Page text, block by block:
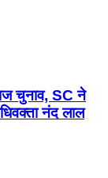
चुनाव, SC ने
नंद लाल